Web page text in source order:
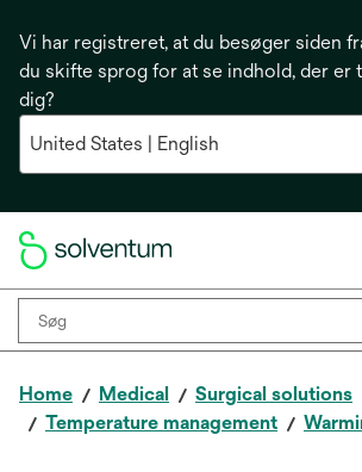
Vi har registreret, at du besøger siden
du skifte sprog for at se indhold, der er
dig?
Home Medical
Surgical solutions
Temperature management